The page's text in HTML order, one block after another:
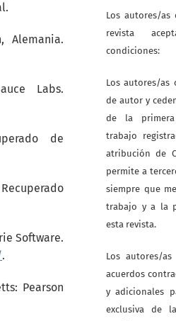
Alemania.
Labs.
de
Software.
.
Pearson
Los autores/
revista
condiciones:
Los autores/as
de autor y
de la
trabajo
atribución de
permite a
siempre que
trabajo y a la
esta revista.
Los autores/
acuerdos
y adicionales
exclusiva de